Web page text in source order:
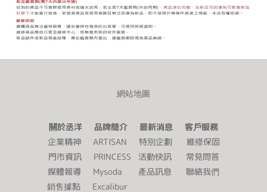
網站地圖
關於丞洋 品牌簡介 最新消息 客戶服務
企業精神
ARTISAN 特別企劃
維修保固
門市資訊
PRINCESS 活動快訊
常見問答
媒體報導
Mysoda 產品訊息
聯絡我們
銷售據點
Excalibur